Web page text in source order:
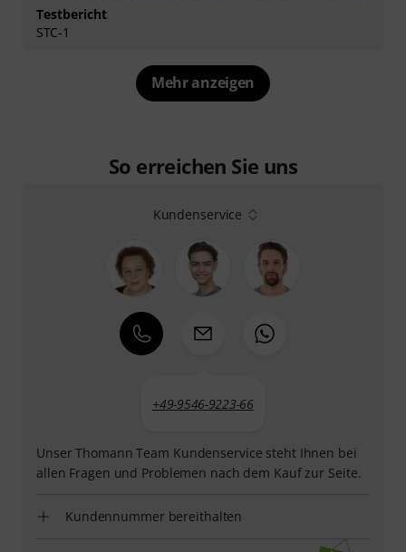
Testbericht
STC-1
Mehr anzeigen
So erreichen Sie uns
Kundenservice
+49-9546-9223-66
Unser Thomann Team Kundenservice steht Ihnen bei
allen Fragen und Problemen nach dem Kauf zur Seite.
Kundennummer bereithalten